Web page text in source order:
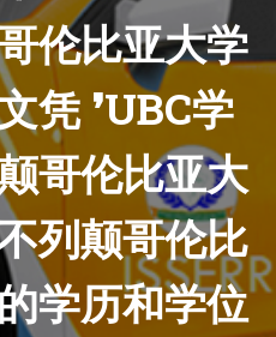
伦比亚大学
凭 ❜UBC学
哥伦比亚大
列颠哥伦比
学历和学位